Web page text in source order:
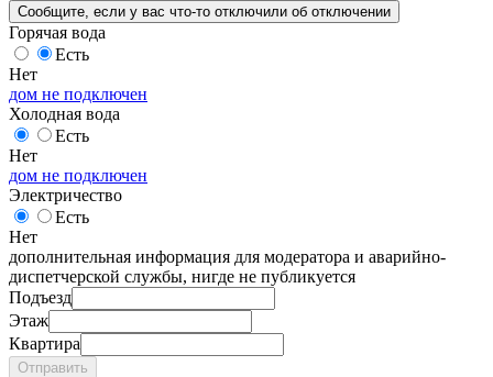
Сообщите , если у вас что-то отключили об отключении
Горячая вода
Есть
Нет
дом не подключен
Холодная вода
Есть
Нет
дом не подключен
Электричество
Есть
Нет
дополнительная информация для модератора и аварийно-
диспетчерской службы, нигде не публикуется
Подъезд
Этаж
Квартира
Отправить